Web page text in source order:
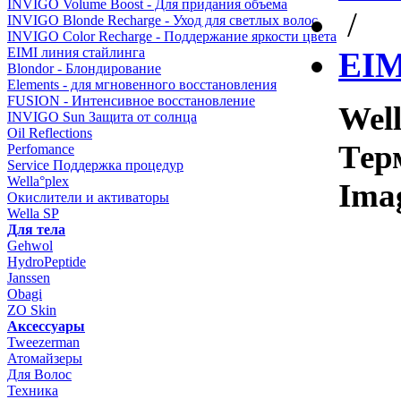
INVIGO Volume Boost - Для придания объема
INVIGO Blonde Recharge - Уход для светлых волос
INVIGO Color Recharge - Поддержание яркости цвета
EIMI линия стайлинга
Blondor - Блондирование
Elements - для мгновенного восстановления
FUSION - Интенсивное восстановление
INVIGO Sun Защита от солнца
Oil Reflections
Perfomance
Service Поддержка процедур
Wella°plex
Окислители и активаторы
Wella SP
Для тела
Gehwol
HydroPeptide
Janssen
Obagi
ZO Skin
Aксессуары
Tweezerman
Атомайзеры
Для Волос
Техника
/